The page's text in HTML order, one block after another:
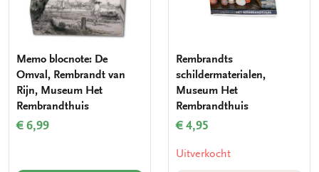
Memo blocnote: De
Omval, Rembrandt van
Rijn, Museum Het
Rembrandthuis
€ 6,99
Rembrandts
schildermaterialen,
Museum Het
Rembrandthuis
€ 4,95
Uitverkocht